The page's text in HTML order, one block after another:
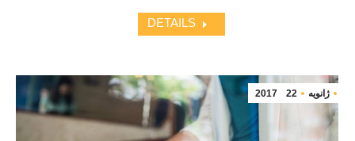
DETAILS
ژانویه 22
2017